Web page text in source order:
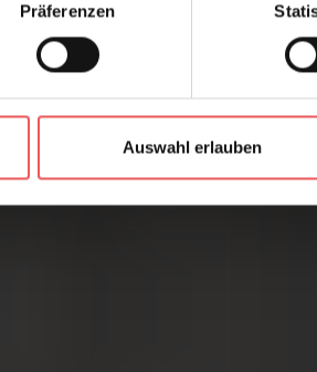
Präferenzen
Auswahl erlauben